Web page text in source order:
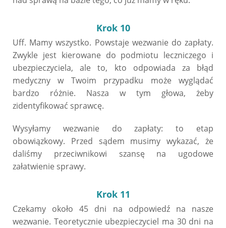
Krok 10
Uff. Mamy wszystko. Powstaje wezwanie do zapłaty.
Zwykle jest kierowane do podmiotu leczniczego i
ubezpieczyciela, ale to, kto odpowiada za błąd
medyczny w Twoim przypadku może wyglądać
bardzo różnie. Nasza w tym głowa, żeby
zidentyfikować sprawcę.
Wysyłamy wezwanie do zapłaty: to etap
obowiązkowy. Przed sądem musimy wykazać, że
daliśmy przeciwnikowi szansę na ugodowe
załatwienie sprawy.
Krok 11
Czekamy około 45 dni na odpowiedź na nasze
wezwanie. Teoretycznie ubezpieczyciel ma 30 dni na